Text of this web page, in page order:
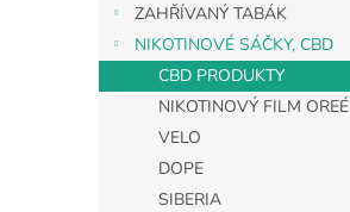
ZAHŘÍVANÝ TABÁK
NIKOTINOVÉ SÁČKY, CBD
CBD PRODUKTY
NIKOTINOVÝ FILM OREÉ
VELO
DOPE
SIBERIA